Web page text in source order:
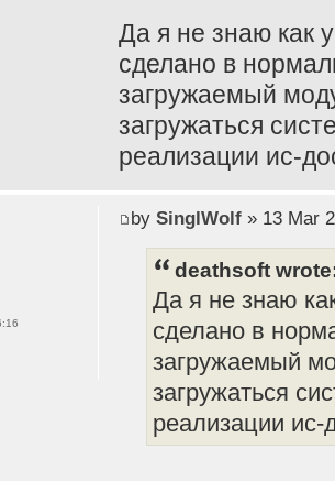
Да я не знаю как
сделано в
загружаемый
загружаться
реализации ис-
by SinglWolf» 13 Mar
deathsoft
Да я не знаю
сделано в
загружаемый
загружаться
реализации ис-